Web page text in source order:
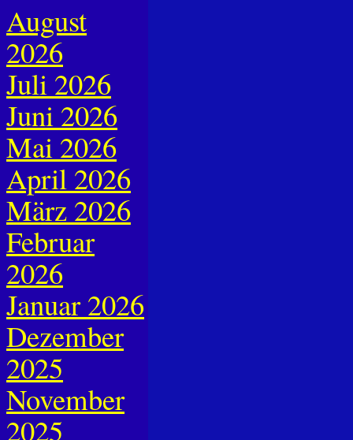
August
2026
Juli 2026
Juni 2026
Mai 2026
April 2026
März 2026
Februar
2026
Januar 2026
Dezember
2025
November
2025